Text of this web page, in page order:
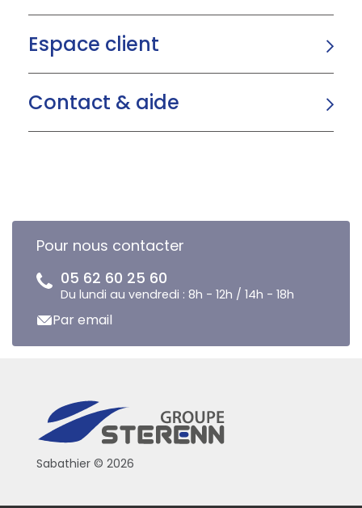
Espace client
Contact & aide
Pour nous contacter
05 62 60 25 60
Du lundi au vendredi : 8h - 12h / 14h - 18h
Par email
Sabathier © 2026